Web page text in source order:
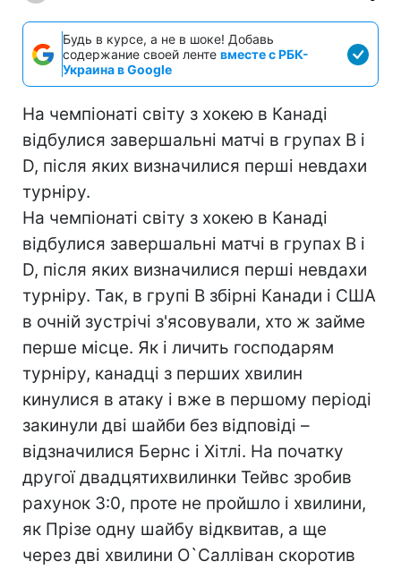
Будь в курсе, а не в шоке! Добавь
содержание своей ленте вместе с РБК-
Украина в Google
На чемпіонаті світу з хокею в Канаді
відбулися завершальні матчі в групах В і
D, після яких визначилися перші невдахи
турніру.
На чемпіонаті світу з хокею в Канаді
відбулися завершальні матчі в групах В і
D, після яких визначилися перші невдахи
турніру. Так, в групі В збірні Канади і США
в очній зустрічі з'ясовували, хто ж займе
перше місце. Як і личить господарям
турніру, канадці з перших хвилин
кинулися в атаку і вже в першому періоді
закинули дві шайби без відповіді –
відзначилися Бернс і Хітлі. На початку
другої двадцятихвилинки Тейвс зробив
рахунок 3:0, проте не пройшло і хвилини,
як Прізе одну шайбу відквитав, а ще
через дві хвилини О`Салліван скоротив